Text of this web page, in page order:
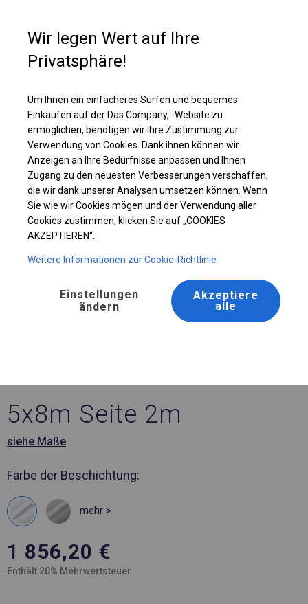
Ganzjährig geöffnete Zelthalle | 5x8 m
5x8m Seite 2m
siehe Maße
Farbe der Beschichtung:
mehr >
1 856,20 €
Enthält 20% Mehrwertsteuer
Wir legen Wert auf Ihre
Privatsphäre!
Um Ihnen ein einfacheres Surfen und bequemes
Einkaufen auf der Das Company, -Website zu
ermöglichen, benötigen wir Ihre Zustimmung zur
Verwendung von Cookies. Dank ihnen können wir
Anzeigen an Ihre Bedürfnisse anpassen und Ihnen
Zugang zu den neuesten Verbesserungen verschaffen,
die wir dank unserer Analysen umsetzen können. Wenn
Sie wie wir Cookies mögen und der Verwendung aller
Cookies zustimmen, klicken Sie auf „COOKIES
AKZEPTIEREN“.
Weitere Informationen zur Cookie-Richtlinie
Einstellungen
ändern
Akzeptiere
alle